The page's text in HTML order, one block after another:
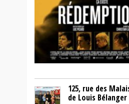
125, rue des
de Louis Bélanger